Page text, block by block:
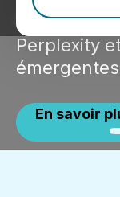
Pleinement
Perplexity
émergentes
En savoir